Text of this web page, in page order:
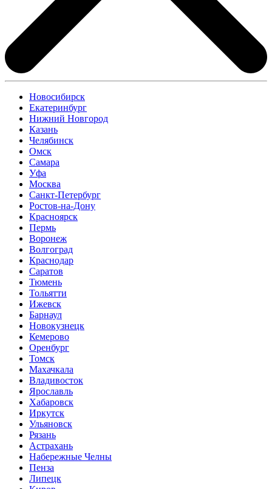
Новосибирск
Екатеринбург
Нижний Новгород
Казань
Челябинск
Омск
Самара
Уфа
Москва
Санкт-Петербург
Ростов-на-Дону
Красноярск
Пермь
Воронеж
Волгоград
Краснодар
Саратов
Тюмень
Тольятти
Ижевск
Барнаул
Новокузнецк
Кемерово
Оренбург
Томск
Махачкала
Владивосток
Ярославль
Хабаровск
Иркутск
Ульяновск
Рязань
Астрахань
Набережные Челны
Пенза
Липецк